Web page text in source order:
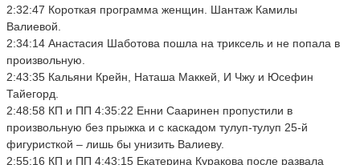
2:32:47 Короткая программа женщин. Шантаж Камилы
Валиевой.
2:34:14 Анастасия Шаботова пошла на триксель и не попала в
произвольную.
2:43:35 Кальяни Крейн, Наташа Маккей, И Чжу и Юсефин
Тайегорд.
2:48:58 КП и ПП 4:35:22 Енни Сааринен пропустили в
произвольную без прыжка и с каскадом тулуп-тулуп 25-й
фигуристкой – лишь бы унизить Валиеву.
2:55:16 КП и ПП 4:43:15 Екатерина Куракова после развала